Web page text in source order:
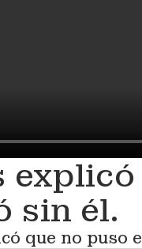
sin él.
que no puso